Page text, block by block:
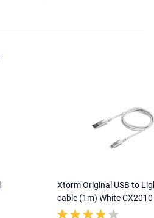
Xtorm Original USB to
cable (1m) White CX2010